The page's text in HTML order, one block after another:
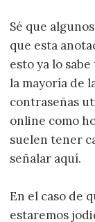
Sé que
que esta
esto ya lo
la mayoría de
contraseñas
online como
suelen tener
señalar aquí.
En el caso de
estaremos